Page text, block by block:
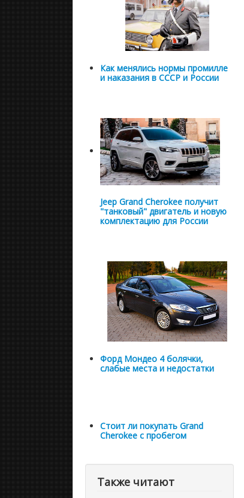
Как менялись нормы промилле
и наказания в СССР и России
Jeep Grand Cherokee получит
"танковый" двигатель и новую
комплектацию для России
Форд Мондео 4 болячки,
слабые места и недостатки
Стоит ли покупать Grand
Cherokee с пробегом
Также читают